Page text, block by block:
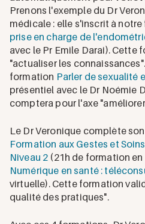
Prenons l'exemple du Dr
médicale : elle s'inscrit à
prise en charge de
avec le Pr Emile Darai). Cette
"actualiser les
formation Parler de sexualité
présentiel avec le Dr Noémie
comptera pour l'axe
Le Dr Veronique complète
Formation aux Gestes et
Niveau 2 (21h de formation
Numérique en santé :
virtuelle). Cette formation
qualité des pratiques".